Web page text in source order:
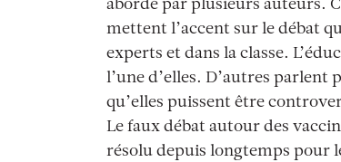
abordé par plusieurs auteurs.
mettent l’accent sur le débat
experts et dans la classe.
l’une d’elles. D’autres
qu’elles puissent être
Le faux débat autour des
résolu depuis longtemps pour